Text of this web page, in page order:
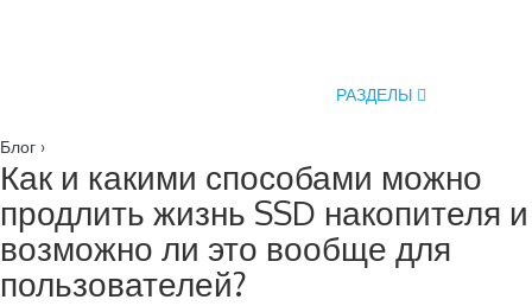
РАЗДЕЛЫ
Блог ›
Как и какими способами можно
продлить жизнь SSD накопителя и
возможно ли это вообще для
пользователей?